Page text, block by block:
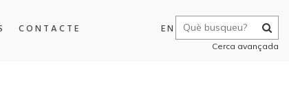
CONTACTE EN
Cerca avançada